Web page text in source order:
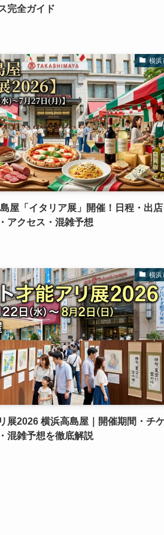
完全ガイド
横浜
島屋「イタリア展」開催！日程・出
アクセス・混雑予想
横浜
展2026 横浜高島屋｜開催期間・チ
混雑予想を徹底解説